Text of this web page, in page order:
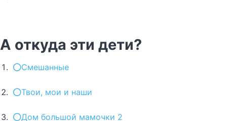
А откуда эти дети?
Смешанные
Твои, мои и наши
Дом большой мамочки 2